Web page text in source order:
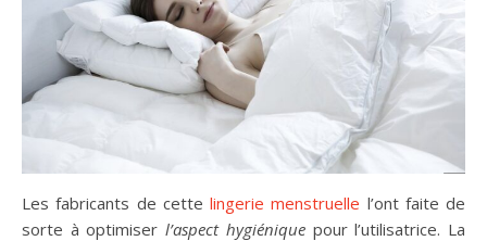
Les fabricants de cette lingerie menstruelle l’ont faite de
sorte à optimiserl’aspect hygiéniquepour l’utilisatrice. La